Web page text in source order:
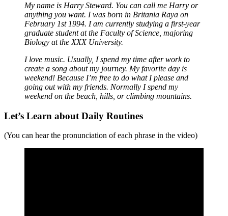
My name is Harry Steward. You can call me Harry or
anything you want. I was born in Britania Raya on
February 1st 1994. I am currently studying a first-year
graduate student at the Faculty of Science, majoring
Biology at the XXX University.
I love music. Usually, I spend my time after work to
create a song about my journey. My favorite day is
weekend! Because I’m free to do what I please and
going out with my friends. Normally I spend my
weekend on the beach, hills, or climbing mountains.
Let’s Learn about Daily Routines
(You can hear the pronunciation of each phrase in the video)